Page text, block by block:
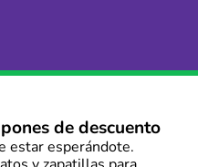
de descuento
estar esperándote.